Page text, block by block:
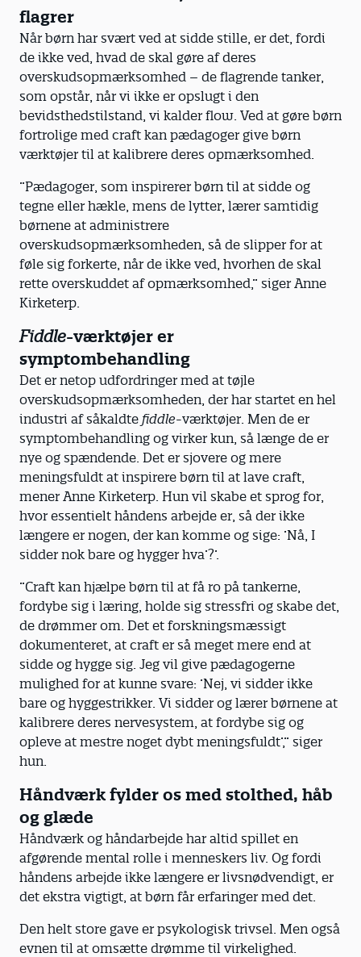
flagrer
Når børn har svært ved at sidde stille, er det, fordi
de ikke ved, hvad de skal gøre af deres
overskudsopmærksomhed – de flagrende tanker,
som opstår, når vi ikke er opslugt i den
bevidsthedstilstand, vi kalder flow. Ved at gøre børn
fortrolige med craft kan pædagoger give børn
værktøjer til at kalibrere deres opmærksomhed.
”Pædagoger, som inspirerer børn til at sidde og
tegne eller hækle, mens de lytter, lærer samtidig
børnene at administrere
overskudsopmærksomheden, så de slipper for at
føle sig forkerte, når de ikke ved, hvorhen de skal
rette overskuddet af opmærksomhed,” siger Anne
Kirketerp.
Fiddle-værktøjer er
symptombehandling
Det er netop udfordringer med at tøjle
overskudsopmærksomheden, der har startet en hel
industri af såkaldte fiddle-værktøjer. Men de er
symptombehandling og virker kun, så længe de er
nye og spændende. Det er sjovere og mere
meningsfuldt at inspirere børn til at lave craft,
mener Anne Kirketerp. Hun vil skabe et sprog for,
hvor essentielt håndens arbejde er, så der ikke
længere er nogen, der kan komme og sige: ’Nå, I
sidder nok bare og hygger hva’?’.
”Craft kan hjælpe børn til at få ro på tankerne,
fordybe sig i læring, holde sig stressfri og skabe det,
de drømmer om. Det et forskningsmæssigt
dokumenteret, at craft er så meget mere end at
sidde og hygge sig. Jeg vil give pædagogerne
mulighed for at kunne svare: ’Nej, vi sidder ikke
bare og hyggestrikker. Vi sidder og lærer børnene at
kalibrere deres nervesystem, at fordybe sig og
opleve at mestre noget dybt meningsfuldt’,” siger
hun.
Håndværk fylder os med stolthed, håb
og glæde
Håndværk og håndarbejde har altid spillet en
afgørende mental rolle i menneskers liv. Og fordi
håndens arbejde ikke længere er livsnødvendigt, er
det ekstra vigtigt, at børn får erfaringer med det.
Den helt store gave er psykologisk trivsel. Men også
evnen til at omsætte drømme til virkelighed.